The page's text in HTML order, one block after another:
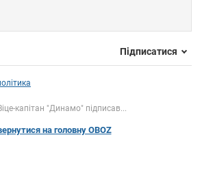
Підписатися
капітан "Динамо" підписав...
на головну OBOZ